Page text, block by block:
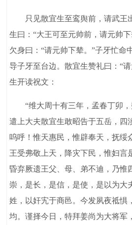
只见散宜生至鸾舆前，请武王
生曰：“大王可至元帅前，请元帅下
欠身曰：“请元帅下辇。”子牙忙命
导子牙至台边。散宜生赞礼曰：“
生开读祝文：
“维大周十有三年，孟春丁卯，
遣上大夫散宜生敢昭告于五岳，四
呜呼！惟天惠民，惟辟奉天，抚绥
王受弗敬上天，降灾下民，惟妇言
昏弃厥遗王父、母、弟不迪，乃惟
崇，是长，是信，是使，是以为大
姓，以奸宄于商邑。今发夙夜祗惧
均。谨择今日，特拜姜尚为大将军